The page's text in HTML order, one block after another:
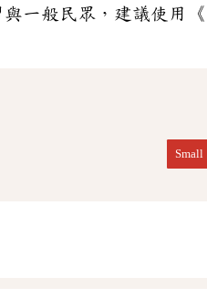
與一般民眾，建議使用《
Small